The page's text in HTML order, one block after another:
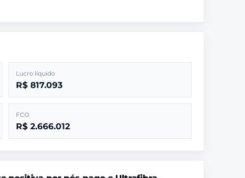
Lucro líquido
R$ 817.093
FCO
R$ 2.666.012